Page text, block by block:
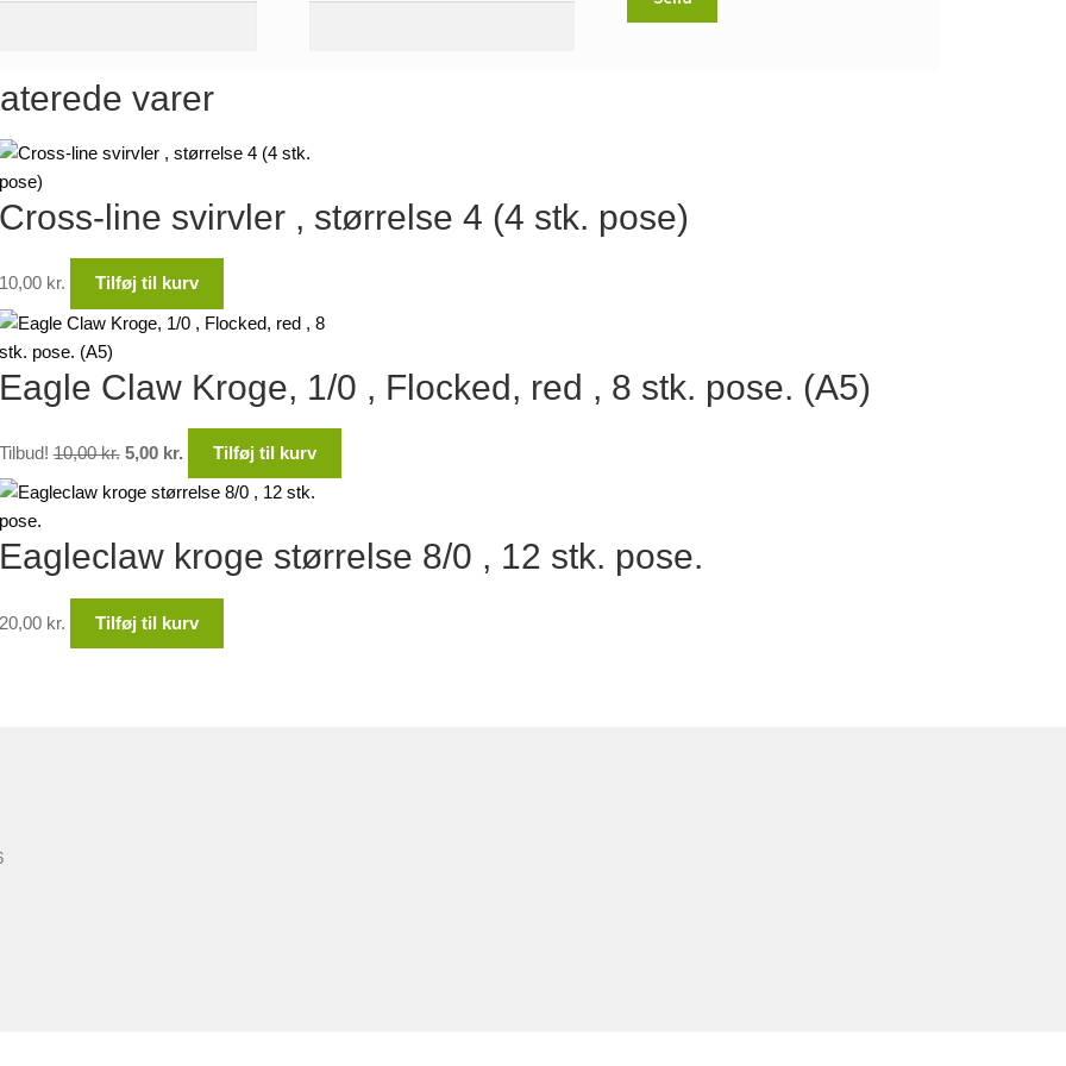
varer
line svirvler , størrelse 4 (4 stk. pose)
kr. Tilføj til kurv
Claw Kroge, 1/0 , Flocked, red , 8 stk. pose. (A5)
10,00kr.
pris
10,00 kr..
5,00 kr.
pris
5,00 kr..
Tilføj til kurv
kroge størrelse 8/0 , 12 stk. pose.
kr. Tilføj til kurv